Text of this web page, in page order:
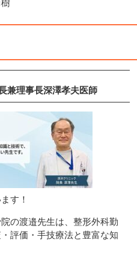
兼理事長深澤孝夫医師
す！
の渡邉先生は、整形外科勤
評価・手技療法と豊富な知